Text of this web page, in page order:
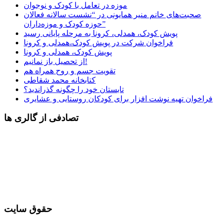
موزه در تعامل با کودک و نوجوان
صحبت‌های خانم منیر همایونی در “نشست سالانه فعالان
حوزه کودک و موزه‌داران”
پویش کودک، همدلی، کرونا به مرحله پایانی رسید
فراخوان شرکت در پویش کودک،همدلی و کرونا
پویش کودک، همدلی و کرونا
از تحصیل باز نمانیم!
تقویت جسم و روح همراه هم
کتابخانه محمد شقاطی
تابستان خود را چگونه گذراندید؟
فراخوان تهیه نوشت افزار برای کودکان روستایی و عشایری
تصادفی از گالری ها
حقوق سایت